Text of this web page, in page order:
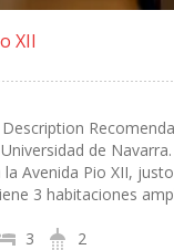
XII
de
Avenida Pio XII,
3 habitaciones
3 2